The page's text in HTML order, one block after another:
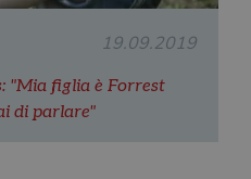
19.09.2019
"Mia figlia è Forrest
di parlare"